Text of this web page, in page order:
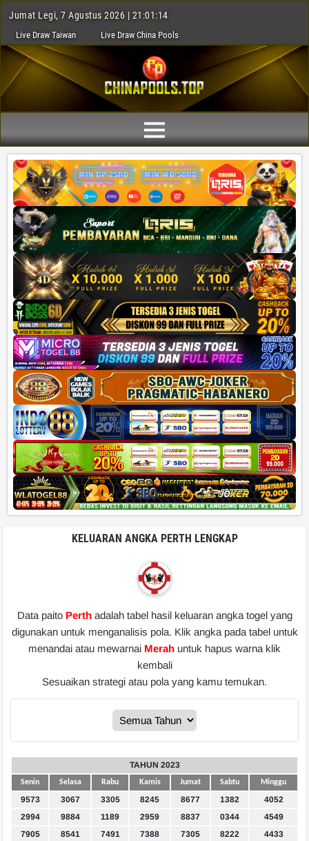
Jumat Legi, 7 Agustus 2026 | 21:01:15
Live Draw Taiwan Live Draw China Pools
KELUARAN ANGKA PERTH LENGKAP
Data paito Perth adalah tabel hasil keluaran angka togel yang
digunakan untuk menganalisis pola. Klik angka pada tabel untuk
menandai atau mewarnai Merah untuk hapus warna klik
kembali
Sesuaikan strategi atau pola yang kamu temukan.
TAHUN 2023
Senin Selasa Rabu Kamis Jumat Sabtu Minggu
9573 3067 3305 8245 8677 1382
4052
2994
9884 1189 2959 8837 0344
4549
7905
8541 7491 7388 7305 8222
4433